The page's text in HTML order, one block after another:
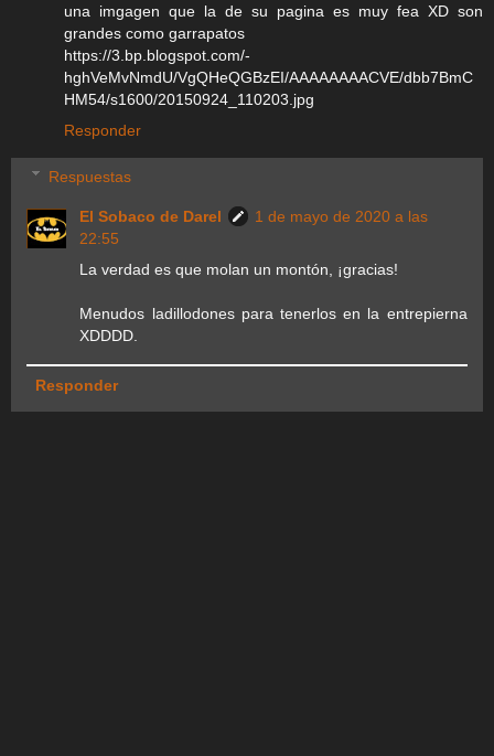
una imgagen que la de su pagina es muy fea XD son
grandes como garrapatos
https://3.bp.blogspot.com/-
hghVeMvNmdU/VgQHeQGBzEI/AAAAAAAACVE/dbb7BmC
HM54/s1600/20150924_110203.jpg
Responder
Respuestas
El Sobaco de Darel
1 de mayo de 2020 a las
22:55
La verdad es que molan un montón, ¡gracias!
Menudos ladillodones para tenerlos en la entrepierna
XDDDD.
Responder